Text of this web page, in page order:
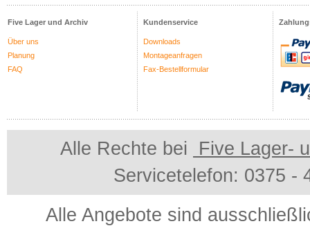
Five Lager und Archiv
Über uns
Planung
FAQ
Kundenservice
Downloads
Montageanfragen
Fax-Bestellformular
Alle Rechte bei
Five Lager-
Servicetelefon: 0375 -
Alle Angebote sind